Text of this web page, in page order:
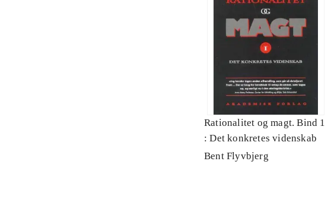
Rationalitet og magt. Bind 1
: Det konkretes videnskab
Bent Flyvbjerg